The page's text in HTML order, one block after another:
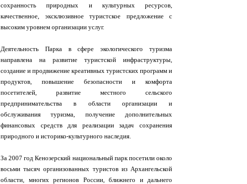
сохранность природных и культурных ресурсов,
качественное, эксклюзивное туристское предложение с
высоким уровнем организации услуг.
Деятельность Парка в сфере экологического туризма
направлена на развитие туристской инфраструктуры,
создание и продвижение креативных туристских программ и
продуктов, повышение безопасности и комфорта
посетителей, развитие местного сельского
предпринимательства в области организации и
обслуживания туризма, получение дополнительных
финансовых средств для реализации задач сохранения
природного и историко-культурного наследия.
За 2007 год Кенозерский национальный парк посетили около
восьми тысяч организованных туристов из Архангельской
области, многих регионов России, ближнего и дальнего